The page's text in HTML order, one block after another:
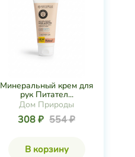
Минеральный крем для
рук Питател...
Дом Природы
308 ₽ 554 ₽
В корзину